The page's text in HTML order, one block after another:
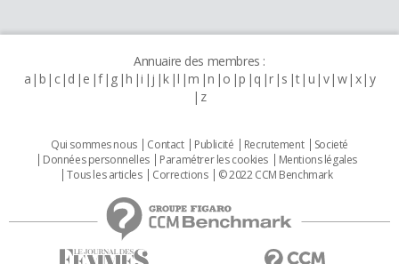
Annuaire des membres :
a b c d e f g h i j k l m n o p q r s t u v w x y
z
Qui sommes nous Contact Publicité Recrutement
Societé
Données personnelles
Paramétrer les cookies
Mentions légales
Tous les articles
Corrections © 2022 CCM Benchmark